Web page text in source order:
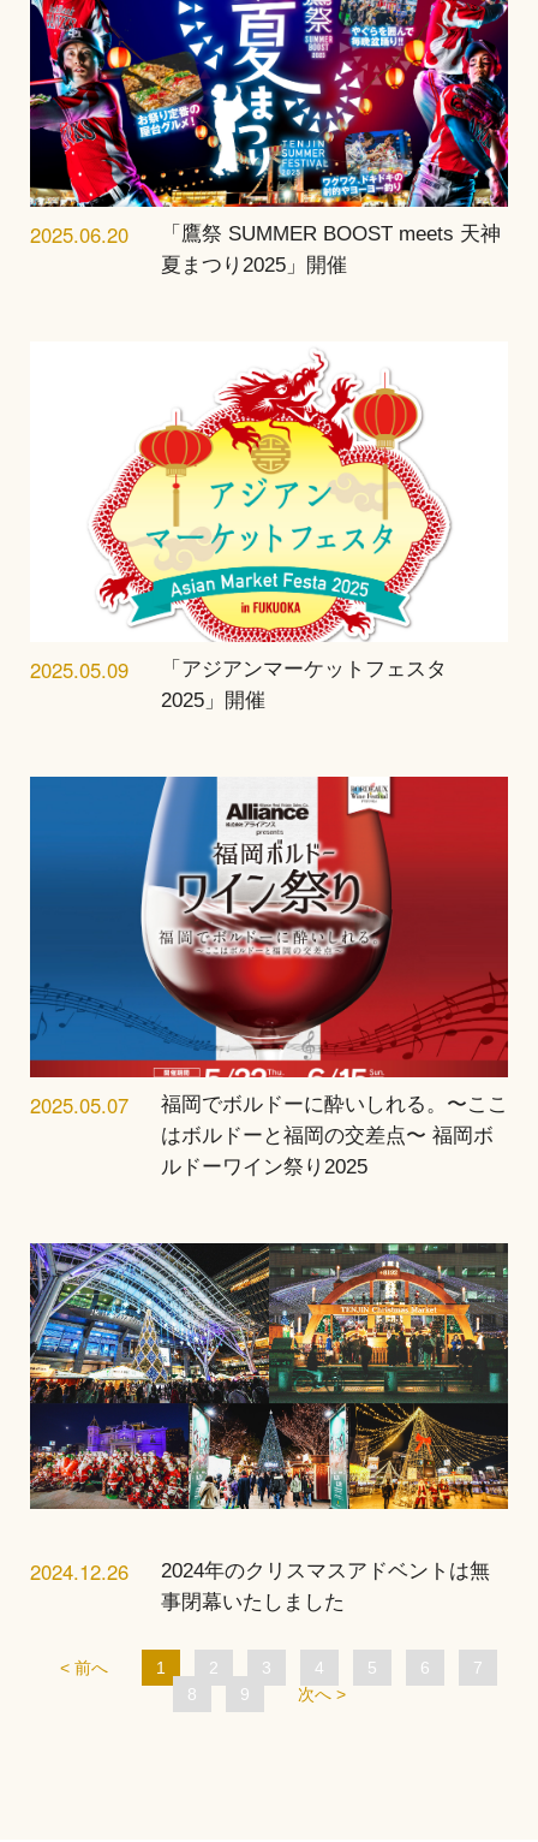
2025.06.20
「鷹祭 SUMMER BOOST meets 天神
夏まつり2025」開催
2025.05.09
「アジアンマーケットフェスタ
2025」開催
2025.05.07
福岡でボルドーに酔いしれる。〜ここ
はボルドーと福岡の交差点〜 福岡ボ
ルドーワイン祭り2025
2024.12.26
2024年のクリスマスアドベントは無
事閉幕いたしました
< 前へ 1 2 3 4 5 6
7
8
9 次へ >